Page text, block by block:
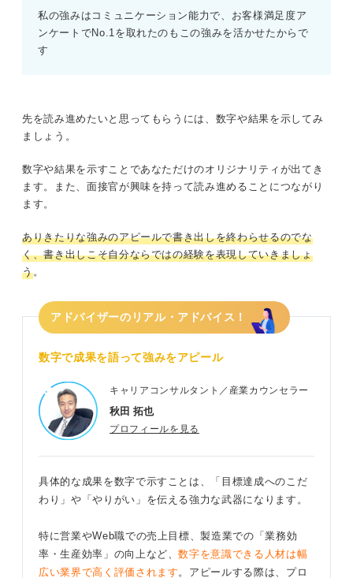
私の強みはコミュニケーション能力で、お客様満足度ア
ンケートでNo.1を取れたのもこの強みを活かせたからで
す
先を読み進めたいと思ってもらうには、数字や結果を示してみ
ましょう。
数字や結果を示すことであなただけのオリジナリティが出てき
ます。また、面接官が興味を持って読み進めることにつながり
ます。
ありきたりな強みのアピールで書き出しを終わらせるのでな
く、書き出しこそ自分ならではの経験を表現していきましょ
う。
アドバイザーのリアル・アドバイス！
数字で成果を語って強みをアピール
キャリアコンサルタント／産業カウンセラー
秋田 拓也
プロフィールを見る
具体的な成果を数字で示すことは、「目標達成へのこだ
わり」や「やりがい」を伝える強力な武器になります。
特に営業やWeb職での売上目標、製造業での「業務効
率・生産効率」の向上など、数字を意識できる人材は幅
広い業界で高く評価されます 。アピールする際は、プロ